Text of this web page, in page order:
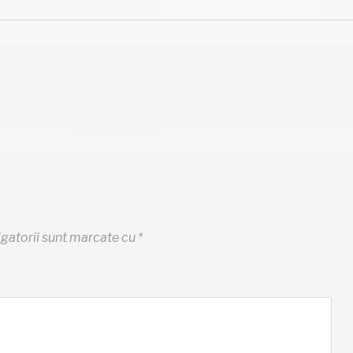
sunt marcate cu *